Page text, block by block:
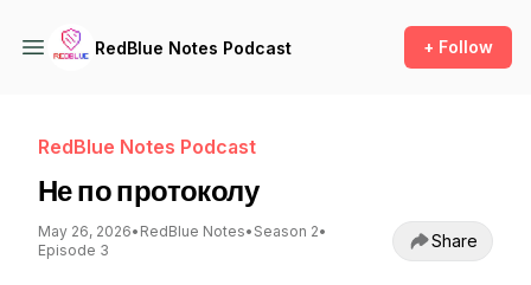
RedBlue Notes Podcast + Follow
RedBlue Notes Podcast
Не по протоколу
May 26, 2026• RedBlue Notes• Season 2•
Episode 3
Share